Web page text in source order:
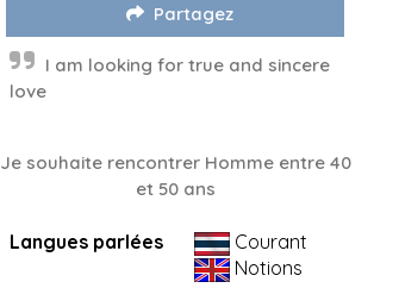
Partagez
I am looking for true and sincere
love
Je souhaite rencontrer Homme entre 40
et 50 ans
Langues parlées
Courant
Notions